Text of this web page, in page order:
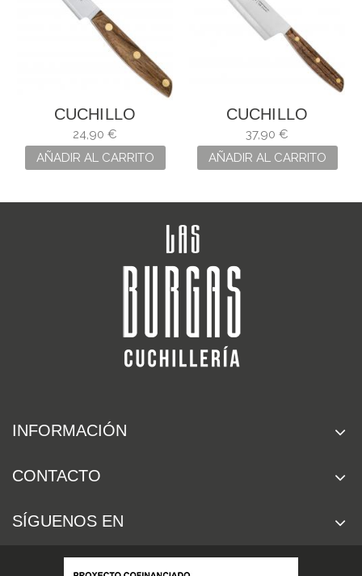
CUCHILLO
MONDADOR
NORDIKA ARCOS
24,90 €
AÑADIR AL CARRITO
CUCHILLO
COCINERO
NÓRDIKA
37,90 €
AÑADIR AL CARRITO
INFORMACIÓN
CONTACTO
SÍGUENOS EN